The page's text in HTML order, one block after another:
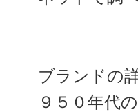
ブランドの
９５０年代